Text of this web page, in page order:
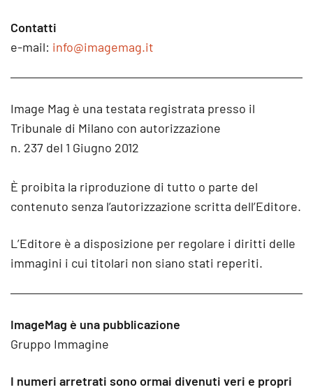
Contatti
e-mail: info@imagemag.it
Image Mag è una testata registrata presso il
Tribunale di Milano con autorizzazione
n. 237 del 1 Giugno 2012
È proibita la riproduzione di tutto o parte del
contenuto senza l’autorizzazione scritta dell’Editore.
L’Editore è a disposizione per regolare i diritti delle
immagini i cui titolari non siano stati reperiti.
ImageMag è una pubblicazione
Gruppo Immagine
I numeri arretrati sono ormai divenuti veri e propri